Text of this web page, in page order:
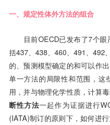
一、规定性体外方法的组合
目前OECD已发布了7个
括437、438、460、491、492
的、预测模型确定的和可以作
单一方法的局限性和范围，这
用，并与物理化学性质，计算
断性方法一起作为证据进行
(IATA)制订的原则下，如何进